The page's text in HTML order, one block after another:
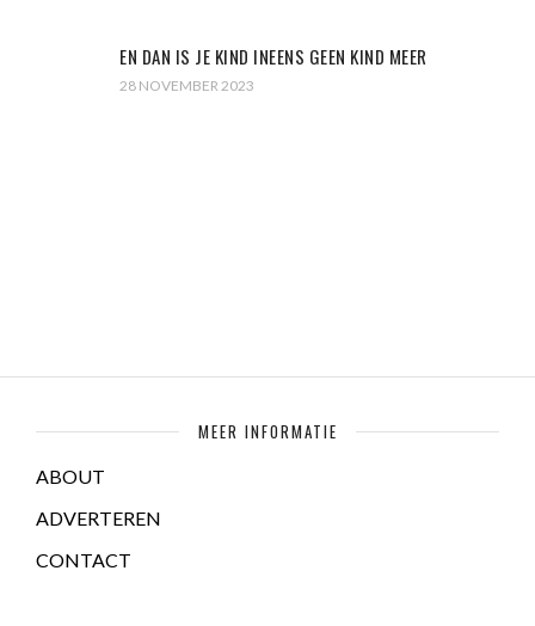
EN DAN IS JE KIND INEENS GEEN KIND MEER
28 NOVEMBER 2023
MEER INFORMATIE
ABOUT
ADVERTEREN
CONTACT